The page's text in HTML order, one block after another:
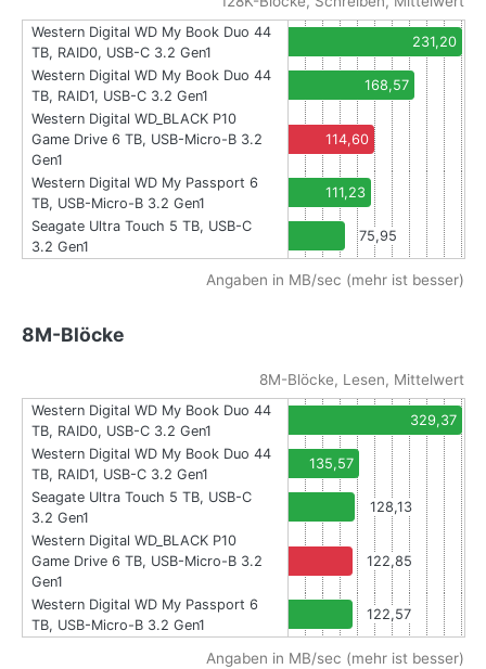
Western Digital WD My Book Duo 44
TB, RAID0, USB-C 3.2 Gen1
231,20
Western Digital WD My Book Duo 44
TB, RAID1, USB-C 3.2 Gen1
168,57
Western Digital WD_BLACK P10
Game Drive 6 TB, USB-Micro-B 3.2
Gen1
114,60
Western Digital WD My Passport 6
TB, USB-Micro-B 3.2 Gen1
111,23
Seagate Ultra Touch 5 TB, USB-C
3.2 Gen1
75,95
Angaben in MB/sec (mehr ist besser)
8M-Blöcke
8M-Blöcke, Lesen, Mittelwert
Western Digital WD My Book Duo 44
TB, RAID0, USB-C 3.2 Gen1
329,37
Western Digital WD My Book Duo 44
TB, RAID1, USB-C 3.2 Gen1
135,57
Seagate Ultra Touch 5 TB, USB-C
3.2 Gen1
128,13
Western Digital WD_BLACK P10
Game Drive 6 TB, USB-Micro-B 3.2
Gen1
122,85
Western Digital WD My Passport 6
TB, USB-Micro-B 3.2 Gen1
122,57
Angaben in MB/sec (mehr ist besser)